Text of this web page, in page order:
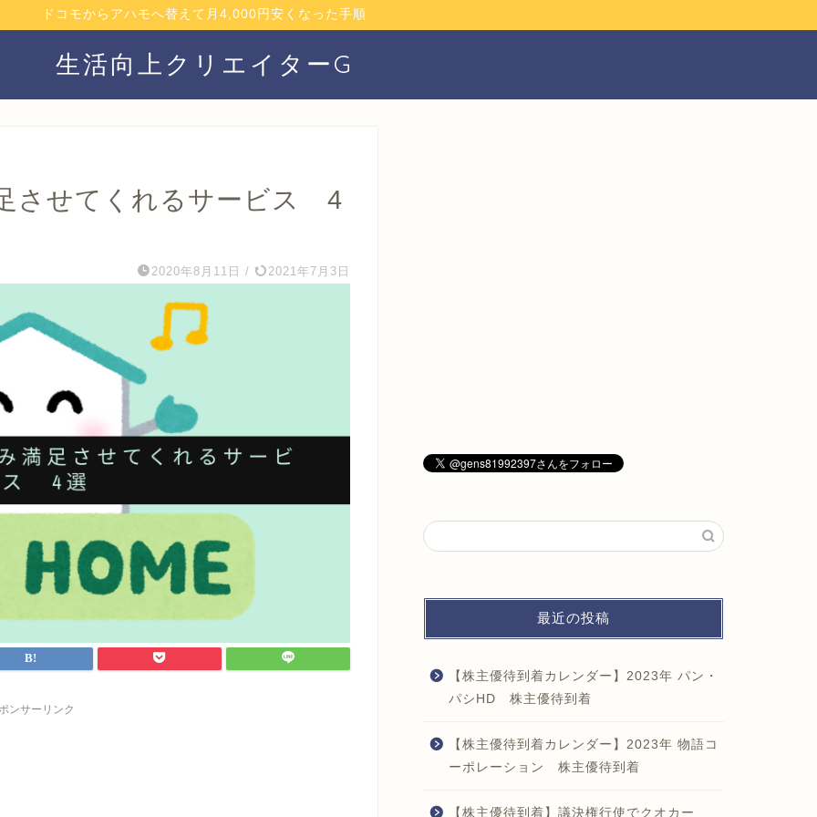
ドコモからアハモへ替えて月4,000円安くなった手順
生活向上クリエイターG
させてくれるサービス 4
2020年8月11日 / 2021年7月3日
ンサーリンク
最近の投稿
【株主優待到着カレンダー】2023年 パン・
パシHD 株主優待到着
【株主優待到着カレンダー】2023年 物語コ
ーポレーション 株主優待到着
【株主優待到着】議決権行使でクオカー